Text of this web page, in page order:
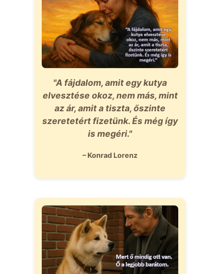
"A fájdalom, amit egy kutya
elvesztése okoz, nem más, mint
az ár, amit a tiszta, őszinte
szeretetért fizetünk. És még így
is megéri."
– Konrad Lorenz